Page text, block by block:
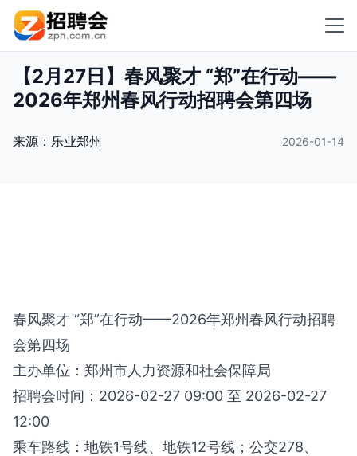
【2月27日】春风聚才 “郑”在行动——
2026年郑州春风行动招聘会第四场
来源： 乐业郑州 2026-01-14
春风聚才 “郑”在行动——2026年郑州春风行动招聘
会第四场
主办单位：郑州市人力资源和社会保障局
招聘会时间：2026-02-27 09:00 至 2026-02-27
12:00
乘车路线：地铁1号线、地铁12号线；公交278、